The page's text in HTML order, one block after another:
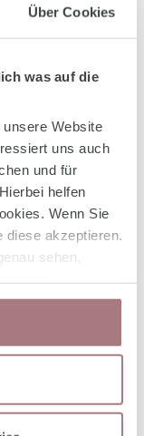
Über Cookies
was auf die
Website
uns auch
und für
helfen
Wenn Sie
diese akzeptieren.
sehen,
darunter
exquisite
für die
ganz Europa
auch eine
auf die
Einfach
Natur
der Spa Villa
anbieten zu